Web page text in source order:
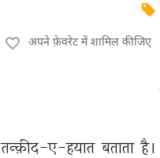
अपने फ़ेवरेट में शामिल कीजिए
तन्क़ीद-ए-हयात बताता है।